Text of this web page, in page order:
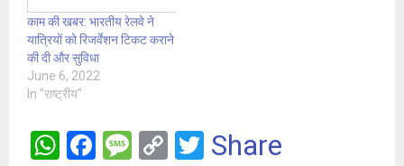
काम की खबर: भारतीय रेलवे ने
यात्रियों को रिजर्वेशन टिकट कराने
की दी और सुविधा
June 6, 2022
In "राष्ट्रीय"
W F
M C
T
Share